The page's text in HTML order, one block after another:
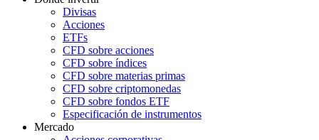
Divisas
Acciones
ETFs
CFD sobre acciones
CFD sobre índices
CFD sobre materias primas
CFD sobre criptomonedas
CFD sobre fondos ETF
Especificación de instrumentos
Mercado